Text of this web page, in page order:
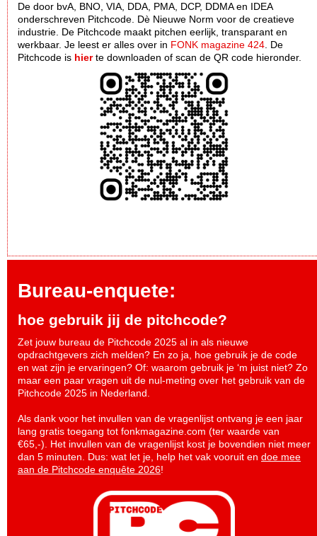
De door bvA, BNO, VIA, DDA, PMA, DCP, DDMA en IDEA
onderschreven Pitchcode. Dè Nieuwe Norm voor de creatieve
industrie. De Pitchcode maakt pitchen eerlijk, transparant en
werkbaar. Je leest er alles over in FONK magazine 424. De
Pitchcode is hierte downloaden of scan de QR code hieronder.
Bureau-enquete:
hoe gebruik jij de pitchcode?
Zet jouw bureau de Pitchcode 2025 al in als nieuwe
opdrachtgevers zich melden? En zo ja, hoe gebruik je de code
en wat zijn je ervaringen? Of: waarom gebruik je ‘m juist niet? Zo
maar een paar vragen uit de nul-meting over het gebruik van de
Pitchcode 2025 in Nederland.
Als dank voor het invullen van de vragenlijst ontvang je een jaar
lang gratis toegang tot fonkmagazine.com (ter waarde van
€65,-). Het invullen van de vragenlijst kost je bovendien niet meer
dan 5 minuten. Dus: wat let je, help het vak vooruit en doe mee
aan de Pitchcode enquête 2026!